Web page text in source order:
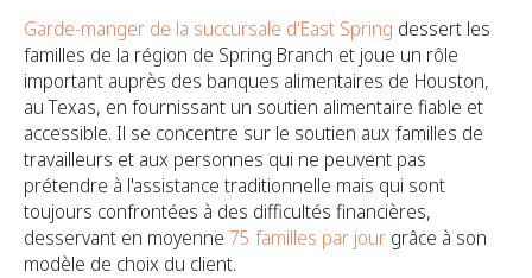
Garde-manger de la succursale d'East Spring dessert les
familles de la région de Spring Branch et joue un rôle
important auprès des banques alimentaires de Houston,
au Texas, en fournissant un soutien alimentaire fiable et
accessible. Il se concentre sur le soutien aux familles de
travailleurs et aux personnes qui ne peuvent pas
prétendre à l'assistance traditionnelle mais qui sont
toujours confrontées à des difficultés financières,
desservant en moyenne 75 familles par jour grâce à son
modèle de choix du client.